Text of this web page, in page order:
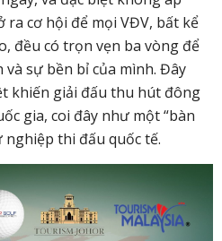
ra cơ hội để mọi VĐV, bất kể
đều có trọn vẹn ba vòng để
sự bền bỉ của mình. Đây
khiến giải đấu thu hút đông
gia, coi đây như một “bàn
thi đấu quốc tế.